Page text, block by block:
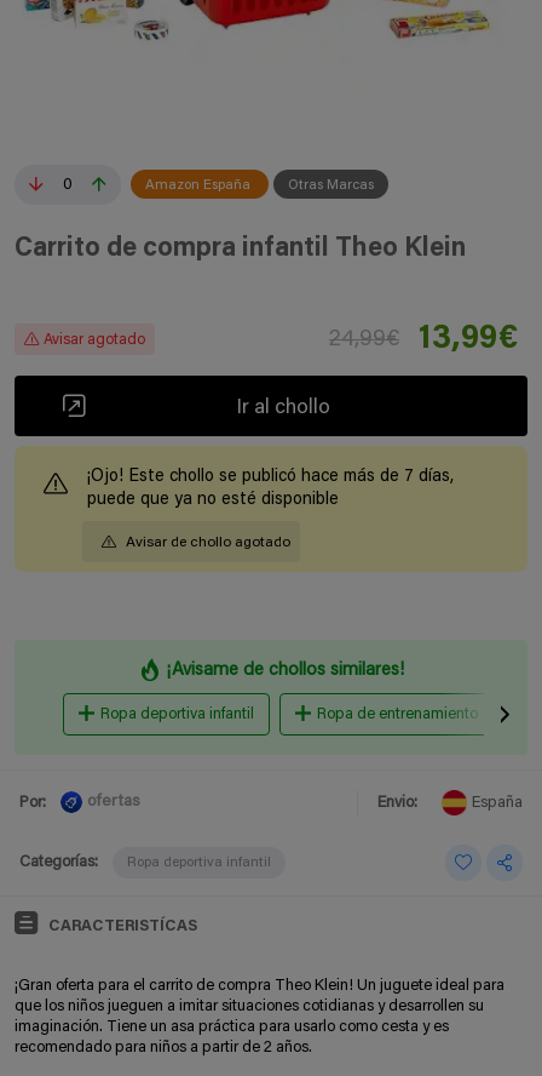
0 Amazon España Otras Marcas
Carrito de compra infantil Theo Klein
Avisar agotado 24,99€ 13,99€
Ir al chollo
¡Ojo! Este chollo se publicó hace más de 7 días,
puede que ya no esté disponible
Avisar de chollo agotado
¡Avisame de chollos similares!
Ropa deportiva infantil Ropa de entrenamiento
Por: ofertas Envio: España
Categorías: Ropa deportiva infantil
CARACTERISTÍCAS
¡Gran oferta para el carrito de compra Theo Klein! Un juguete ideal para
que los niños jueguen a imitar situaciones cotidianas y desarrollen su
imaginación. Tiene un asa práctica para usarlo como cesta y es
recomendado para niños a partir de 2 años.